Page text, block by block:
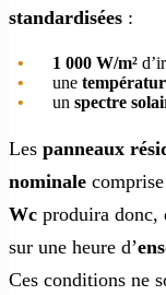
standardisées :
1 000 W/m²
une
un spectre
Les panneaux
nominale
Wc produira donc,
sur une heure d’
Ces conditions ne